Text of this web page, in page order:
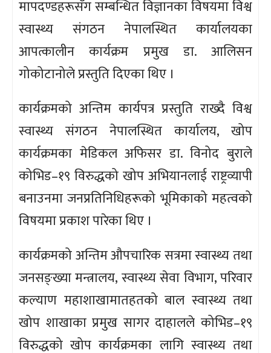
मापदण्डहरूसँग सम्बन्धित विज्ञानका विषयमा विश्व
स्वास्थ्य संगठन नेपालस्थित कार्यालयका
आपत्कालीन कार्यक्रम प्रमुख डा. आलिसन
गोकोटानोले प्रस्तुति दिएका थिए ।
कार्यक्रमको अन्तिम कार्यपत्र प्रस्तुति राख्दै विश्व
स्वास्थ्य संगठन नेपालस्थित कार्यालय, खोप
कार्यक्रमका मेडिकल अफिसर डा. विनोद बुराले
कोभिड–१९ विरुद्धको खोप अभियानलाई राष्ट्रव्यापी
बनाउनमा जनप्रतिनिधिहरूको भूमिकाको महत्वको
विषयमा प्रकाश पारेका थिए ।
कार्यक्रमको अन्तिम औपचारिक सत्रमा स्वास्थ्य तथा
जनसङ्ख्या मन्त्रालय, स्वास्थ्य सेवा विभाग, परिवार
कल्याण महाशाखामातहतको बाल स्वास्थ्य तथा
खोप शाखाका प्रमुख सागर दाहालले कोभिड–१९
विरुद्धको खोप कार्यक्रमका लागि स्वास्थ्य तथा